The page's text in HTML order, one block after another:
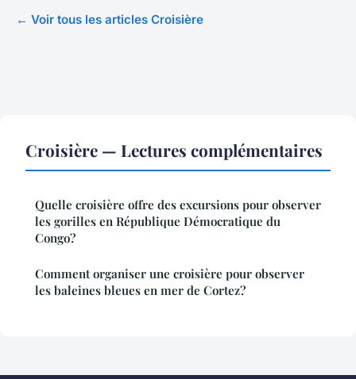
← Voir tous les articles Croisière
Croisière — Lectures complémentaires
Quelle croisière offre des excursions pour observer
les gorilles en République Démocratique du
Congo?
Comment organiser une croisière pour observer
les baleines bleues en mer de Cortez?